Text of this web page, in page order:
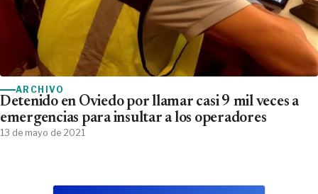
ARCHIVO
Detenido en Oviedo por llamar casi 9 mil veces a
emergencias para insultar a los operadores
13 de mayo de 2021